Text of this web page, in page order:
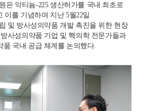
은 악티늄-225생산허가를 국내 최초로
이를 기념하여 지난 5월22일
및 방사성의약품 개발 촉진을 위한 현장
사성의약품 기업 및 핵의학 전문가들과
품 국내 공급 체계를 논의했다.